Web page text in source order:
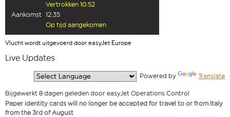
Vertrokken 10:52
Aankomst 12:35
Op tijd aangekomen
Vlucht wordt uitgevoerd door easyJet Europe
Live Updates
Powered by Translate
Bijgewerkt 8 dagen geleden door easyJet Operations Control
Paper identity cards will no longer be accepted for travel to or from Italy
from the 3rd of August